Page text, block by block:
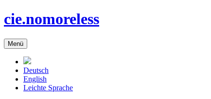
cie.nomoreless
Menü
Deutsch
English
Leichte Sprache